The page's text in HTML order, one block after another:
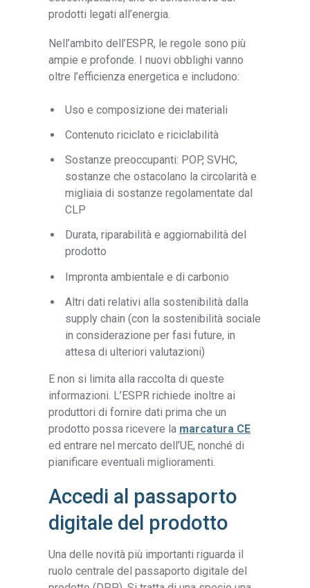
prodotti legati all’energia.
Nell’ambito dell’ESPR, le regole sono più
ampie e profonde. I nuovi obblighi vanno
oltre l’efficienza energetica e includono:
Uso e composizione dei materiali
Contenuto riciclato e riciclabilità
Sostanze preoccupanti: POP, SVHC,
sostanze che ostacolano la circolarità e
migliaia di sostanze regolamentate dal
CLP
Durata, riparabilità e aggiornabilità del
prodotto
Impronta ambientale e di carbonio
Altri dati relativi alla sostenibilità dalla
supply chain (con la sostenibilità sociale
in considerazione per fasi future, in
attesa di ulteriori valutazioni)
E non si limita alla raccolta di queste
informazioni. L’ESPR richiede inoltre ai
produttori di fornire dati prima che un
prodotto possa ricevere la marcatura CE
ed entrare nel mercato dell’UE, nonché di
pianificare eventuali miglioramenti.
Accedi al passaporto
digitale del prodotto
Una delle novità più importanti riguarda il
ruolo centrale del passaporto digitale del